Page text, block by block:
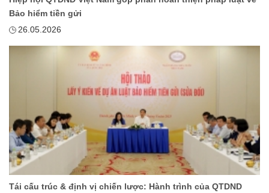
Bảo hiểm tiền gửi
26.05.2026
Tái cấu trúc & định vị chiến lược: Hành trình của QTDND